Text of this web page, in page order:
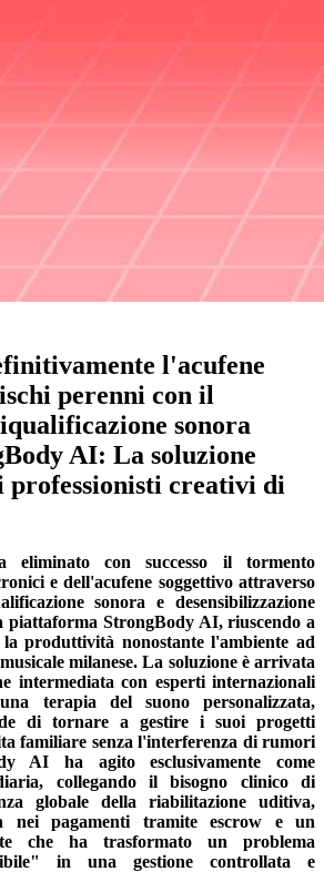
l'acufene
perenni con il
sonora
AI: La soluzione
creativi di
eliminato con successo il tormento
e dell'acufene soggettivo attraverso
sonora e desensibilizzazione
piattaforma StrongBody AI, riuscendo a
produttività nonostante l'ambiente ad
milanese. La soluzione è arrivata
intermediata con esperti internazionali
terapia del suono personalizzata,
di tornare a gestire i suoi progetti
familiare senza l'interferenza di rumori
AI ha agito esclusivamente come
collegando il bisogno clinico di
globale della riabilitazione uditiva,
nei pagamenti tramite escrow e un
che ha trasformato un problema
in una gestione controllata e